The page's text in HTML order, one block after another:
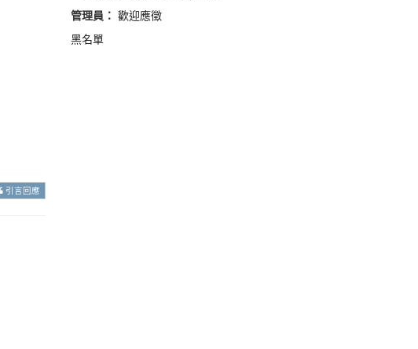
引言回應
管理員： 歡迎應徵
黑名單